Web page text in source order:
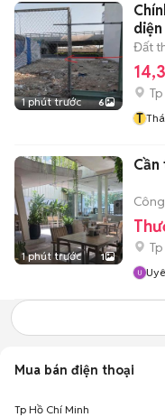
1 phút trước 6
Đất
T
1 phút trước 1
Cần
Mua bán điện thoại
Tp Hồ Chí Minh